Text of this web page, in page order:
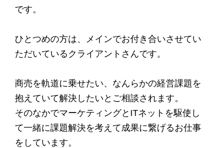
です。
ひとつめの方は、メインでお付き合いさせてい
ただいているクライアントさんです。
商売を軌道に乗せたい、なんらかの経営課題を
抱えていて解決したいとご相談されます。
そのなかでマーケティングとITネットを駆使し
て一緒に課題解決を考えて成果に繋げるお仕事
をしています。